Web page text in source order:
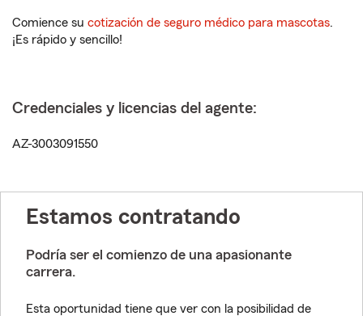
Comience su cotización de seguro médico para mascotas.
¡Es rápido y sencillo!
Credenciales y licencias del agente:
AZ-3003091550
Estamos contratando
Podría ser el comienzo de una apasionante
carrera.
Esta oportunidad tiene que ver con la posibilidad de